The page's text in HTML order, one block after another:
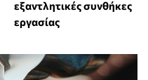
εξαντλητικές συνθήκες
εργασίας